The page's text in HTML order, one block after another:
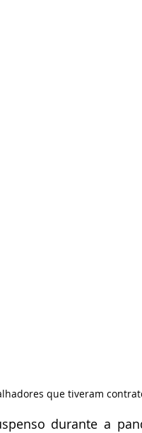
que tiveram
durante a